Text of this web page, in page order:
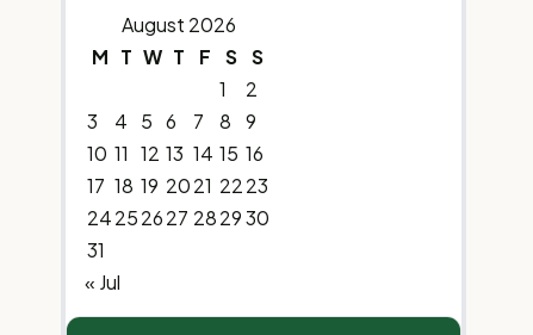
August 2026
M T W T F S S
1
2
3
4 5 6 7 8
9
10 11 12 13 14 15 16
17 18 19 2021 2223
24252627 282930
31
« Jul